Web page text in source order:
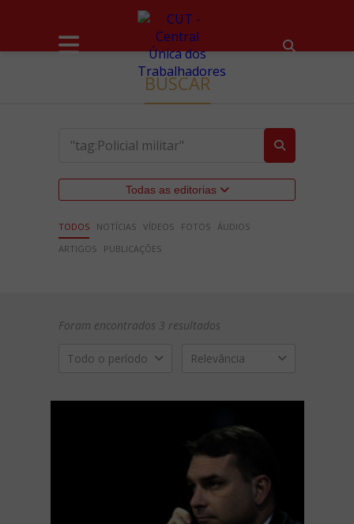
BUSCAR
Todas as editorias
TODOS NOTÍCIAS VÍDEOS FOTOS ÁUDIOS
ARTIGOS
PUBLICAÇÕES
Foram encontrados 3 resultados
Todo o período Relevância